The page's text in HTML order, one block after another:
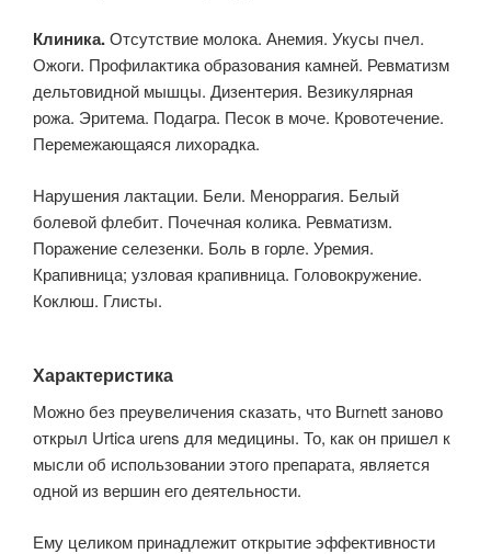
Клиника.Отсутствие молока. Анемия. Укусы пчел.
Ожоги. Профилактика образования камней. Ревматизм
дельтовидной мышцы. Дизентерия. Везикулярная
рожа. Эритема. Подагра. Песок в моче. Кровотечение.
Перемежающаяся лихорадка.
Нарушения лактации. Бели. Меноррагия. Белый
болевой флебит. Почечная колика. Ревматизм.
Поражение селезенки. Боль в горле. Уремия.
Крапивница; узловая крапивница. Головокружение.
Коклюш. Глисты.
Характеристика
Можно без преувеличения сказать, что Burnett заново
открыл Urtica urens для медицины. То, как он пришел к
мысли об использовании этого препарата, является
одной из вершин его деятельности.
Ему целиком принадлежит открытие эффективности